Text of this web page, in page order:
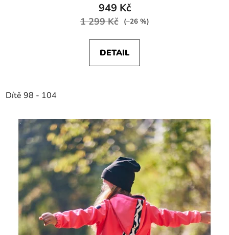
949 Kč
1 299 Kč (–26 %)
DETAIL
Dítě 98 - 104